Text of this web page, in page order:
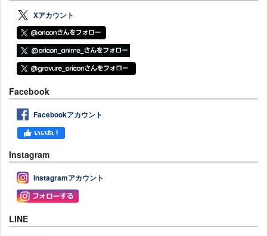
Xアカウント
Facebook
Facebookアカウント
Instagram
Instagramアカウント
LINE